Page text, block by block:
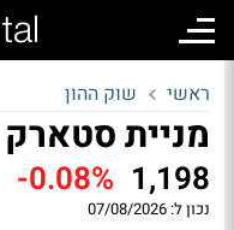
ראשי שוק ההון
מניית
1,198
-0.08%
נכון ל: 07/08/2026